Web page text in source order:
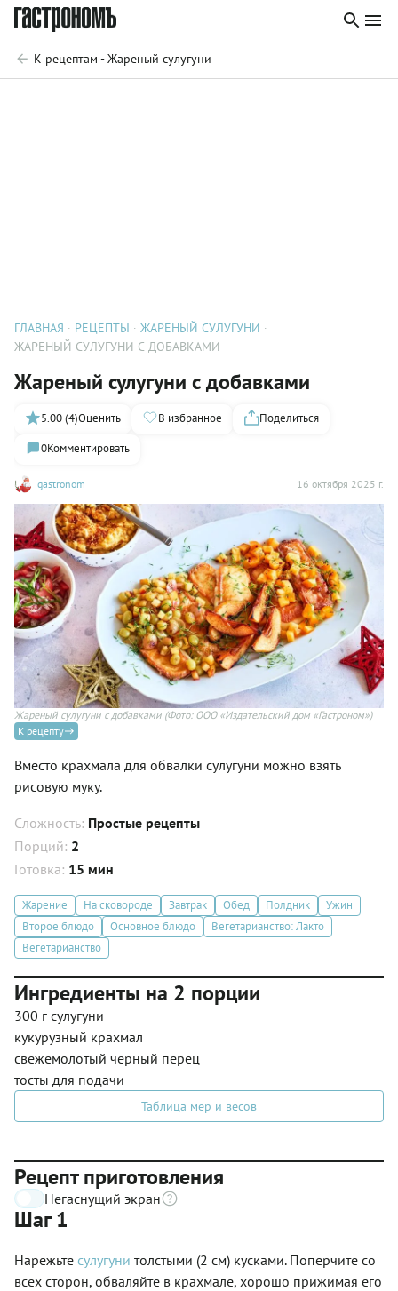
К рецептам - Жареный сулугуни
ГЛАВНАЯ РЕЦЕПТЫ
ЖАРЕНЫЙ СУЛУГУНИ
ЖАРЕНЫЙ СУЛУГУНИ С ДОБАВКАМИ
Жареный сулугуни с добавками
gastronom 16 октября 2025 г.
5.00 (4)Оценить В избранное
Поделиться
0Комментировать
Жареный сулугуни с добавками (Фото: ООО «Издательский дом «Гастроном»)
К рецепту
Вместо крахмала для обвалки сулугуни можно взять
рисовую муку.
Сложность: Простые рецепты
Порций: 2
Готовка: 15 мин
Жарение На сковороде Завтрак Обед Полдник
Ужин
Второе блюдо
Основное блюдо
Вегетарианство: Лакто
Вегетарианство
Ингредиенты на 2 порции
300 г сулугуни
кукурузный крахмал
свежемолотый черный перец
тосты для подачи
Таблица мер и весов
Рецепт приготовления
Негаснущий экран
Шаг 1
Нарежьте сулугуни толстыми (2 см) кусками. Поперчите со
всех сторон, обваляйте в крахмале, хорошо прижимая его